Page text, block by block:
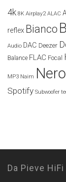
4k 8K Airplay2 ALAC
reflex Bianco
Audio DAC Deezer
Balance FLAC Focal
MP3 Naim Nero
Spotify Subwoofer
Da Pieve HiFi